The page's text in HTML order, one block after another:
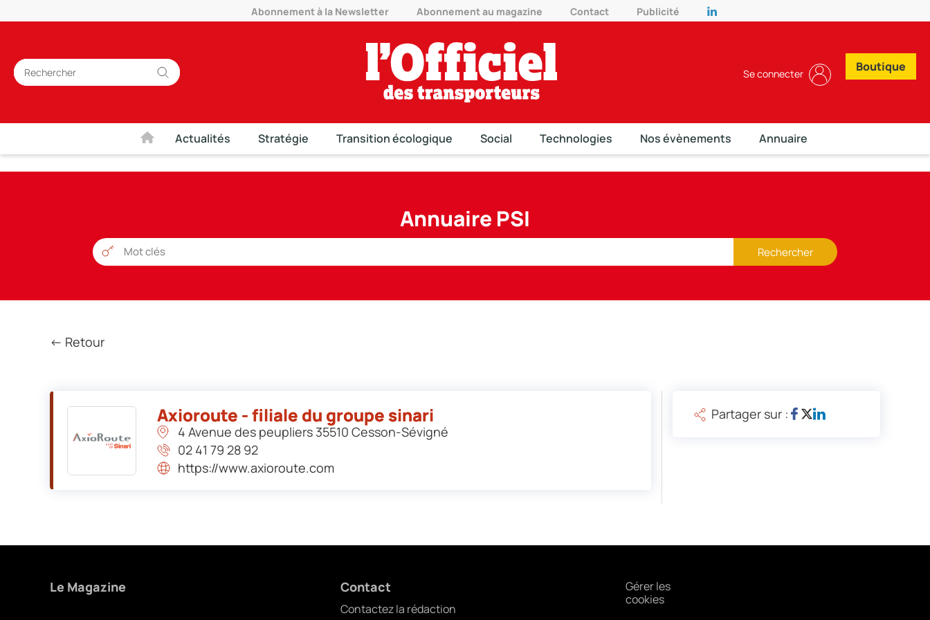
Abonnement à la Newsletter Abonnement au magazine Contact Publicité
Se connecter Boutique
Actualités Stratégie Transition écologique Social Technologies Nos évènements Annuaire
Annuaire PSI
← Retour
Axioroute - filiale du groupe sinari
4 Avenue des peupliers 35510 Cesson-Sévigné
02 41 79 28 92
https://www.axioroute.com
Partager sur :
Le Magazine Contact
Contactez la rédaction
Gérer les
cookies